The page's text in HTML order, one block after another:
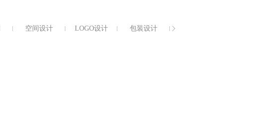
空间设计 LOGO设计 包装设计